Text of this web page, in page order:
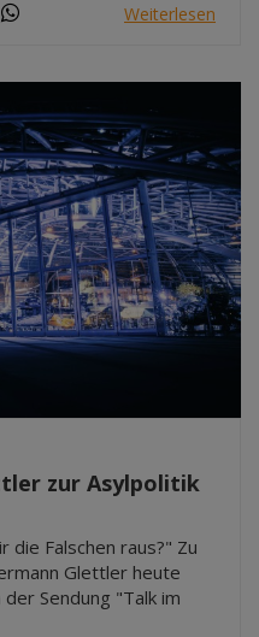
Weiterlesen
zur Asylpolitik
die Falschen raus?" Zu
Glettler heute
Sendung "Talk im